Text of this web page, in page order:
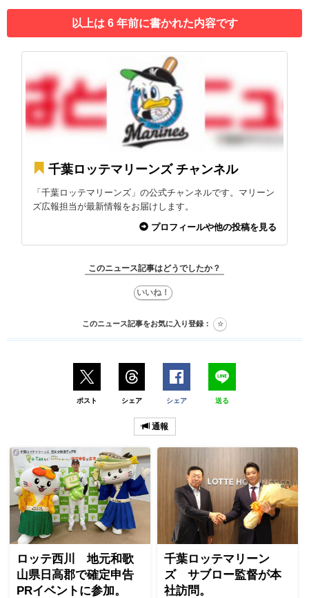
以上は 6 年前に書かれた内容です
千葉ロッテマリーンズ チャンネル
「千葉ロッテマリーンズ」の公式チャンネルです。マリーン
ズ広報担当が最新情報をお届けします。
プロフィールや他の投稿を見る
このニュース記事はどうでしたか？
このニュース記事をお気に入り登録：
ポスト シェア シェア 送る
通報
ロッテ西川 地元和歌
山県日高郡で確定申告
PRイベントに参加。
千葉ロッテマリーン
ズ サブロー監督が本
社訪問。